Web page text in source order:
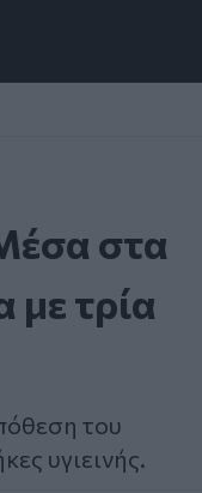
στα
με τρία
του
υγιεινής.